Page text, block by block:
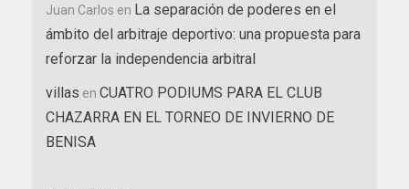
Juan Carlos en La separación de poderes en el
ámbito del arbitraje deportivo: una propuesta para
reforzar la independencia arbitral
villas en CUATRO PODIUMS PARA EL CLUB
CHAZARRA EN EL TORNEO DE INVIERNO DE
BENISA